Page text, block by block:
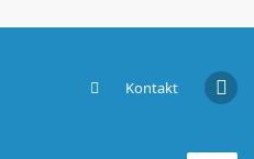
Kontakt
Marathon Challenge